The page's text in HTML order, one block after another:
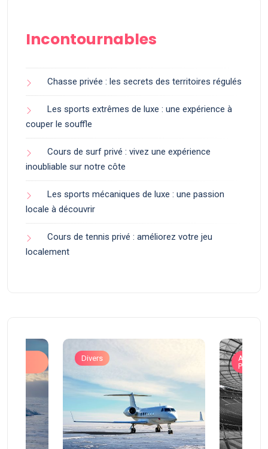
Incontournables
Chasse privée : les secrets des territoires régulés
Les sports extrêmes de luxe : une expérience à
couper le souffle
Cours de surf privé : vivez une expérience
inoubliable sur notre côte
Les sports mécaniques de luxe : une passion
locale à découvrir
Cours de tennis privé : améliorez votre jeu
localement
Divers
Art de